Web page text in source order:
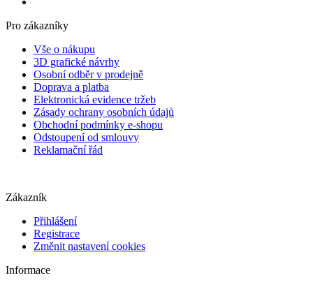
Pro zákazníky
Vše o nákupu
3D grafické návrhy
Osobní odběr v prodejně
Doprava a platba
Elektronická evidence tržeb
Zásady ochrany osobních údajů
Obchodní podmínky e-shopu
Odstoupení od smlouvy
Reklamační řád
Zákazník
Přihlášení
Registrace
Změnit nastavení cookies
Informace